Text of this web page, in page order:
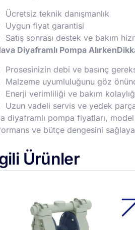
Ücretsiz teknik danışmanlık
Uygun fiyat garantisi
Satış sonrası destek ve bakım
Diyaframlı Pompa
Prosesinizin debi ve basınç
Malzeme uyumluluğunu göz
Enerji verimliliği ve bakım
Uzun vadeli servis ve yedek
diyaframlı pompa fiyatları,
ve bütçe dengesini
Ürünler